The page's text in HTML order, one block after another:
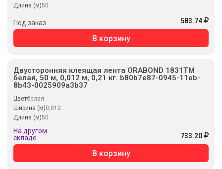
Длина (м)50
Под заказ 583.74
В корзину
Двусторонняя клеящая лента ORABOND 1831ТМ
белая, 50 м, 0,012 м, 0,21 кг. b80b7e87-0945-11eb-
8b43-0025909a3b37
Цветбелая
Ширина (м)0,012
Длина (м)50
На другом
складе
733.20
В корзину